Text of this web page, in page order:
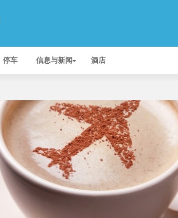
停车 信息与新闻 酒店